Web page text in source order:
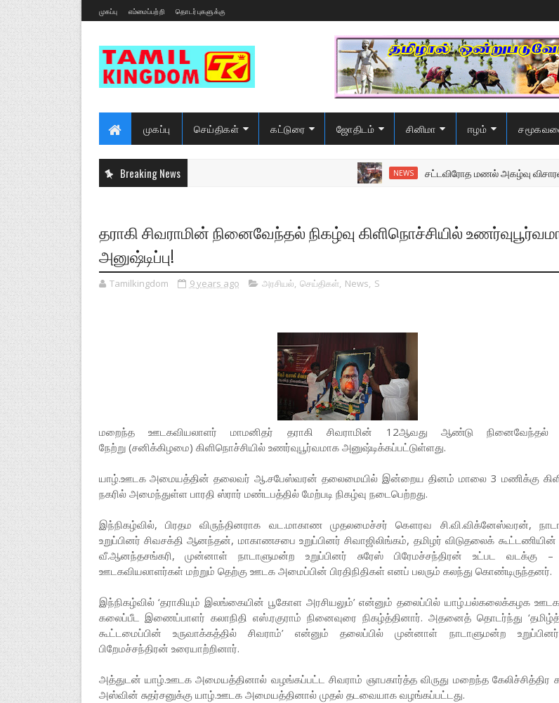
முகப்பு எம்மைப்பற்றி தொடர்புகளுக்கு
முகப்பு செய்திகள் கட்டுரை ஜோதிடம் சினிமா ஈழம்
Breaking News NEWS சட்டவிரோத மணல் அகழ்வு
தராகி சிவராமின் நினைவேந்தல் நிகழ்வு கிளிநொச்சியில்
அனுஷ்டிப்பு!
Tamilkingdom 9 years ago அரசியல், செய்திகள், News, S
மறைந்த ஊடகவியலாளர் மாமனிதர் தராகி சிவராமின் 12ஆவது ஆண்டு நினைவேந்தல்
நேற்று (சனிக்கிழமை) கிளிநொச்சியில் உணர்வுபூர்வமாக அனுஷ்டிக்கப்பட்டுள்ளது.
யாழ்.ஊடக அமையத்தின் தலைவர் ஆ.சபேஸ்வரன் தலைமையில் இன்றைய தினம் மாலை 3 மணிக்கு
நகரில் அமைந்துள்ள பாரதி ஸ்ரார் மண்டபத்தில் மேற்படி நிகழ்வு நடைபெற்றது.
இந்நிகழ்வில், பிரதம விருந்தினராக வட.மாகாண முதலமைச்சர் கௌரவ சி.வி.விக்னேஸ்வரன்,
உறுப்பினர் சிவசக்தி ஆனந்தன், மாகாணசபை உறுப்பினர் சிவாஜிலிங்கம், தமிழர் விடுதலைக்
வீ.ஆனந்தசங்கரி, முன்னாள் நாடாளுமன்ற உறுப்பினர் சுரேஸ் பிரேமச்சந்திரன் உட்பட வடக்கு –
ஊடகவியலாளர்கள் மற்றும் தெற்கு ஊடக அமைப்பின் பிரதிநிதிகள் எனப் பலரும் கலந்து கொண்டிருந்தனர்.
இந்நிகழ்வில் ‘தராகியும் இலங்கையின் பூகோள அரசியலும்’ என்னும் தலைப்பில் யாழ்.பல்கலைக்கழக
கலைப்பீட இணைப்பாளர் கலாநிதி எஸ்.ரகுராம் நினைவுரை நிகழ்த்தினார். அதனைத் தொடர்ந்து
கூட்டமைப்பின் உருவாக்கத்தில் சிவராம்’ என்னும் தலைப்பில் முன்னாள் நாடாளுமன்ற
பிறேமச்சந்திரன் உரையாற்றினார்.
அத்துடன் யாழ்.ஊடக அமையத்தினால் வழங்கப்பட்ட சிவராம் ஞாபகார்த்த விருது மறைந்த
அஸ்வின் சுதர்சனுக்கு யாழ்.ஊடக அமையத்தினால் முதல் தடவையாக வழங்கப்பட்டது.